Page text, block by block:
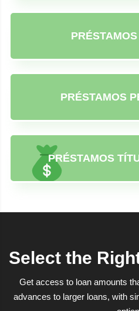
PRÉSTAMOS
PRÉSTAMOS
Select the
Get access to loan amounts
advances to larger loans, with